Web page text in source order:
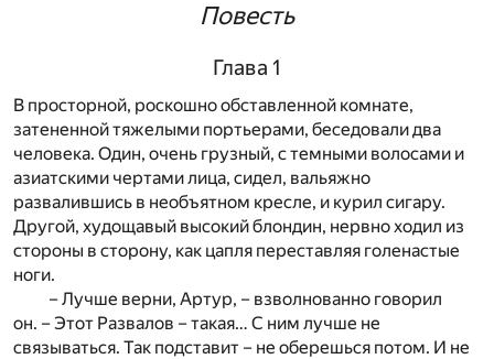
Повесть
Глава 1
В просторной, роскошно обставленной комнате,
затененной тяжелыми портьерами, беседовали два
человека. Один, очень грузный, с темными волосами и
азиатскими чертами лица, сидел, вальяжно
развалившись в необъятном кресле, и курил сигару.
Другой, худощавый высокий блондин, нервно ходил из
стороны в сторону, как цапля переставляя голенастые
ноги.
– Лучше верни, Артур, – взволнованно говорил
он. – Этот Развалов – такая… С ним лучше не
связываться. Так подставит – не оберешься потом. И не